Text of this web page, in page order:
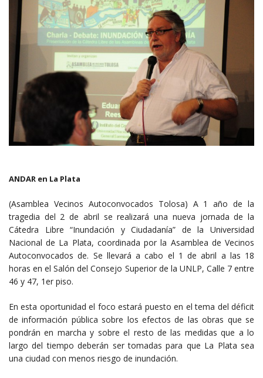
ANDAR en La Plata
(Asamblea Vecinos Autoconvocados Tolosa) A 1 año de la
tragedia del 2 de abril se realizará una nueva jornada de la
Cátedra Libre “Inundación y Ciudadanía” de la Universidad
Nacional de La Plata, coordinada por la Asamblea de Vecinos
Autoconvocados de. Se llevará a cabo el 1 de abril a las 18
horas en el Salón del Consejo Superior de la UNLP, Calle 7 entre
46 y 47, 1er piso.
En esta oportunidad el foco estará puesto en el tema del déficit
de información pública sobre los efectos de las obras que se
pondrán en marcha y sobre el resto de las medidas que a lo
largo del tiempo deberán ser tomadas para que La Plata sea
una ciudad con menos riesgo de inundación.